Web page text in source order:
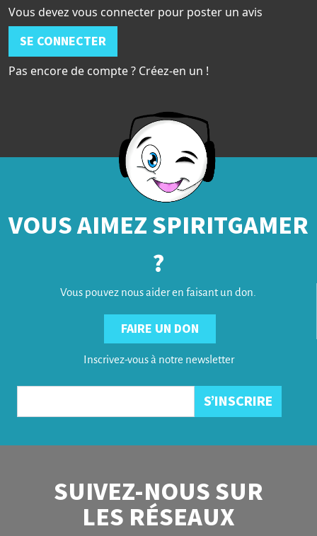
Vous devez vous connecter pour poster un avis
SE CONNECTER
Pas encore de compte ? Créez-en un !
VOUS AIMEZ SPIRITGAMER
?
Vous pouvez nous aider en faisant un don.
FAIRE UN DON
Inscrivez-vous à notre newsletter
SUIVEZ-NOUS SUR
LES RÉSEAUX